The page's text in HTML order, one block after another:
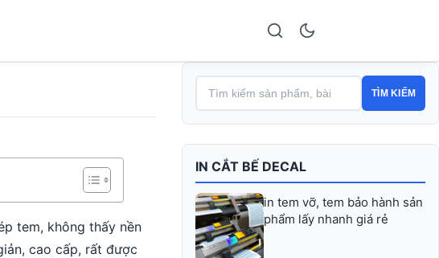
tem, không thấy nền
cao cấp, rất được
TÌM KIẾM
IN CẮT BẾ DECAL
in tem vỡ, tem bảo hành sản
phẩm lấy nhanh giá rẻ